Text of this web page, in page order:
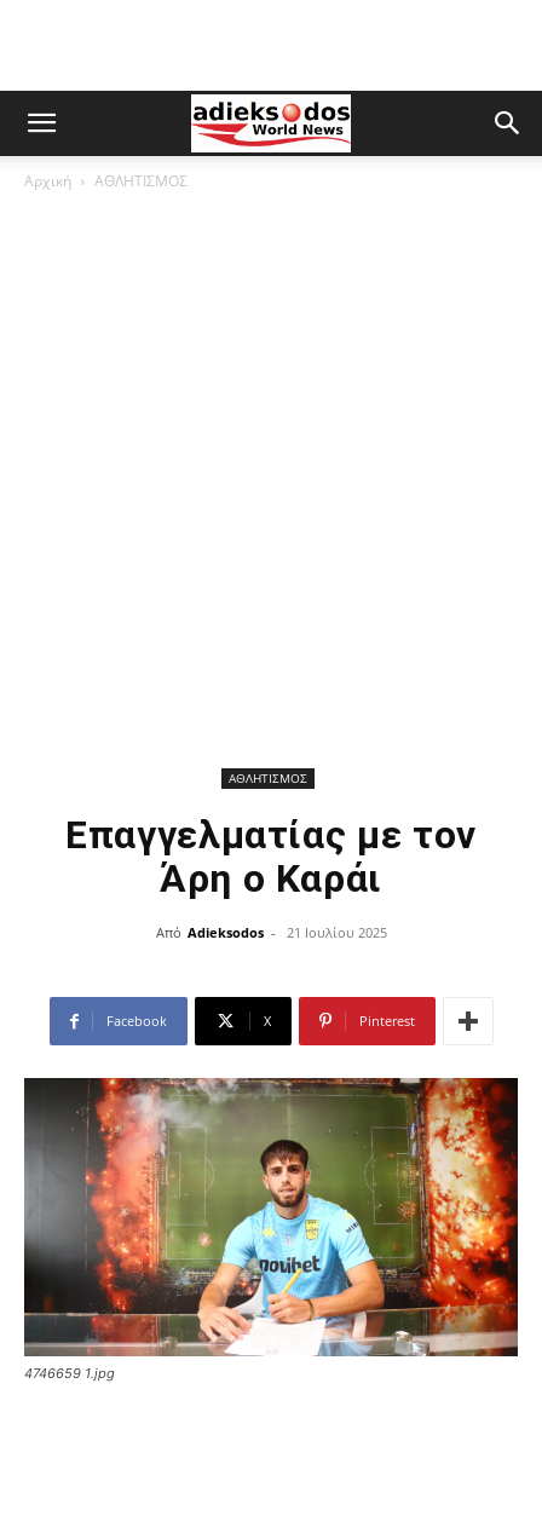
Αρχική ΑΘΛΗΤΙΣΜΟΣ
ΑΘΛΗΤΙΣΜΟΣ
Επαγγελματίας με τον
Άρη ο Καράι
Από Adieksodos - 21 Ιουλίου 2025
Facebook X Pinterest
4746659 1.jpg